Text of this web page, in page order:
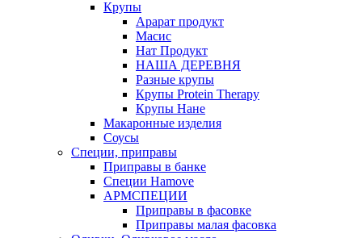
Крупы
Арарат продукт
Масис
Нат Продукт
НАША ДЕРЕВНЯ
Разные крупы
Крупы Protein Therapy
Крупы Нане
Макаронные изделия
Соусы
Специи, приправы
Приправы в банке
Специи Hamove
АРМСПЕЦИИ
Приправы в фасовке
Приправы малая фасовка